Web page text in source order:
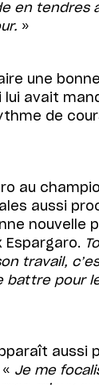
en tendres
»
une
lui avait
de
au
aussi
nouvelle
Espargaro.
travail,
battre pour
Je me